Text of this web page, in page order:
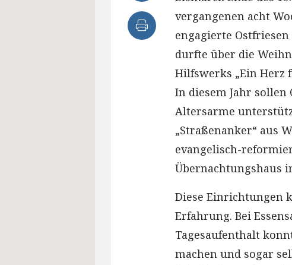
vergangenen acht
engagierte
durfte über die
Hilfswerks „Ein Herz
In diesem Jahr sollen
Altersarme
„Straßenanker“ aus
evangelisch-
Übernachtungshaus
Diese Einrichtungen
Erfahrung. Bei
Tagesaufenthalt
machen und sogar